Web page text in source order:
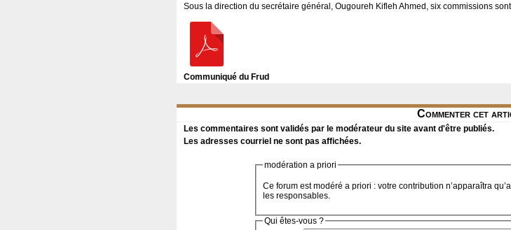
Sous la direction du secrétaire général, Ougoureh Kifleh Ahmed, six commissions
Communiqué du Frud
Commenter cet
Les commentaires sont validés par le modérateur du site avant d'être publiés.
Les adresses courriel ne sont pas affichées.
modération a priori
Ce forum est modéré a priori : votre contribution n’apparaîtra
les responsables.
Qui êtes-vous ?